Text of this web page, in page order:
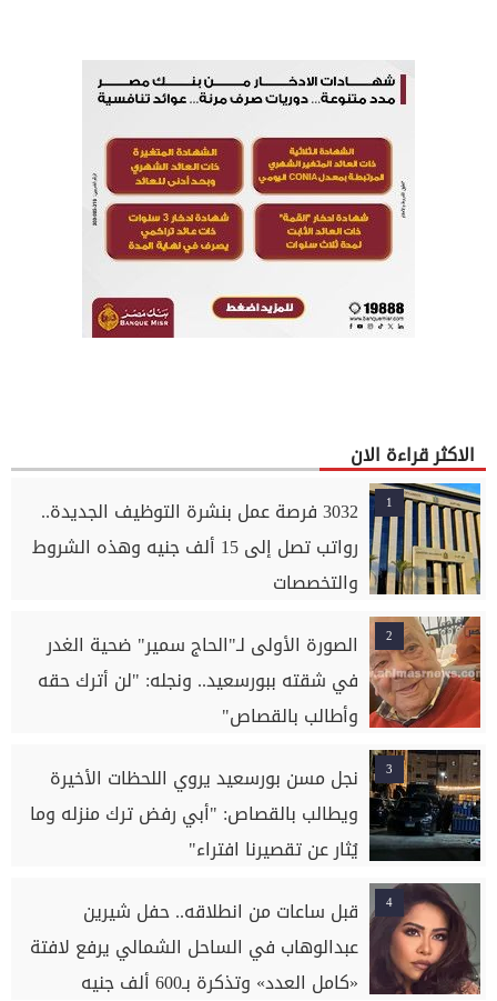
الاكثر قراءة الان
1
3032 فرصة عمل بنشرة التوظيف الجديدة..
رواتب تصل إلى 15 ألف جنيه وهذه الشروط
والتخصصات
2
الصورة الأولى لـ"الحاج سمير" ضحية الغدر
في شقته ببورسعيد.. ونجله: "لن أترك حقه
وأطالب بالقصاص"
3
نجل مسن بورسعيد يروي اللحظات الأخيرة
ويطالب بالقصاص: "أبي رفض ترك منزله وما
يُثار عن تقصيرنا افتراء"
4
قبل ساعات من انطلاقه.. حفل شيرين
عبدالوهاب في الساحل الشمالي يرفع لافتة
«كامل العدد» وتذكرة بـ600 ألف جنيه